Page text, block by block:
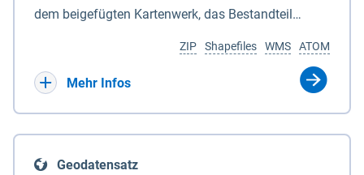
dem beigefügten Kartenwerk, das Bestandteil
(DTK) im Maßstab 1 : 100 000 (Anlage 2), 2.
verkleinerte Amtliche Karte 1 : 5 000 (AK5) im
ATOM
WMS
Shapefiles
ZIP
Mehr Infos
Geodatensatz